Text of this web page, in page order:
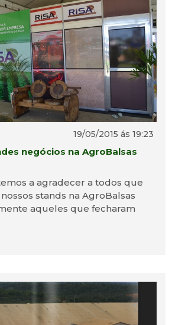
19/05/2015 ás 19:23
negócios na AgroBalsas
a agradecer a todos que
stands na AgroBalsas
aqueles que fecharam